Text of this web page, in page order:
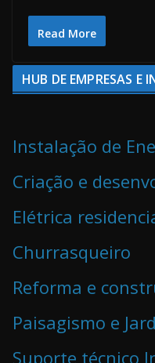
Read More
HUB DE EMPRESAS E
Instalação de
Criação e
Elétrica
Churrasqueiro
Reforma e
Paisagismo e
Suporte técnico